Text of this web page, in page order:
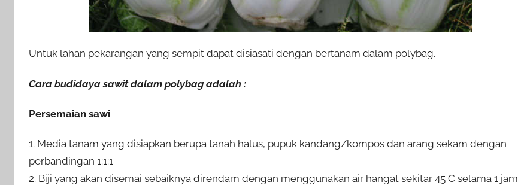
Untuk lahan pekarangan yang sempit dapat disiasati dengan bertanam dalam polybag.
Cara budidaya sawit dalam polybag adalah :
Persemaian sawi
1. Media tanam yang disiapkan berupa tanah halus, pupuk kandang/kompos dan arang sekam dengan
perbandingan 1:1:1
2. Biji yang akan disemai sebaiknya direndam dengan menggunakan air hangat sekitar 45 C selama 1 jam